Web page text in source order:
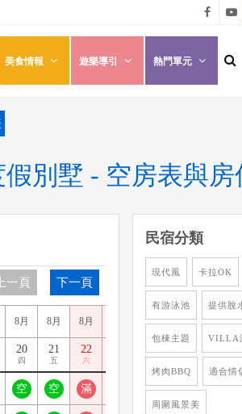
悠遊
墾丁
粉絲
墾丁
美食情報 遊樂導引 熱門單元
假別墅 - 空房表與
上一頁 下一頁
8月
20
四
空
8月
21
五
空
8月
22
六
滿
8月
24
一
滿
8月
25
二
空
8月
26
三
空
民宿分類
現代風 卡拉OK
有游泳池 提供脫
包棟主題 VILLA
烤肉BBQ 適合情
周圍風景美